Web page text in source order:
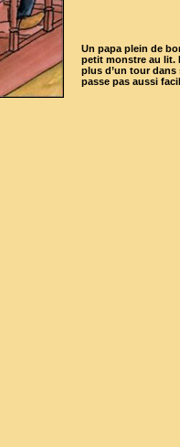
Un papa plein de
petit monstre au lit.
plus d’un tour dans
passe pas aussi